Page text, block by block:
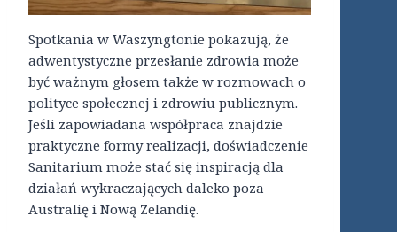
Spotkania w Waszyngtonie pokazują, że
adwentystyczne przesłanie zdrowia może
być ważnym głosem także w rozmowach o
polityce społecznej i zdrowiu publicznym.
Jeśli zapowiadana współpraca znajdzie
praktyczne formy realizacji, doświadczenie
Sanitarium może stać się inspiracją dla
działań wykraczających daleko poza
Australię i Nową Zelandię.